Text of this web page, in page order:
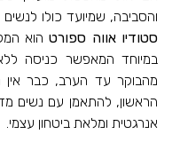
והסביבה, שמיועד כולו
סטודיו אווה ספורטהוא
במיוחד המאפשר כניסה
מהבוקר עד הערב, כבר אין
הראשון, להתאמן עם נשים
אנרגטית ומלאת ביטחון עצמי.